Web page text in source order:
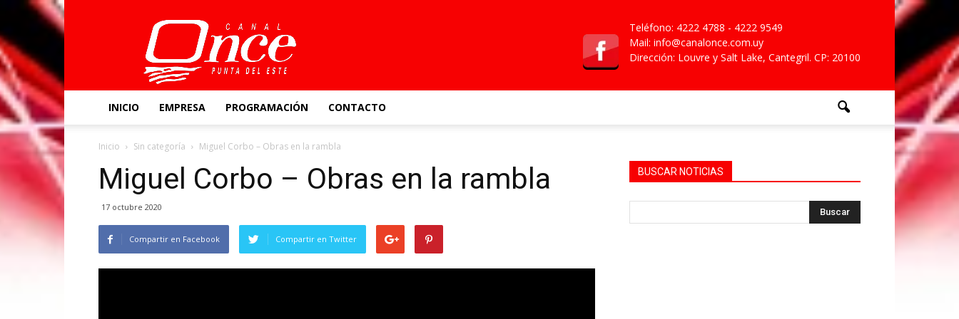
Canal
Once
Teléfono: 4222 4788 - 4222 9549
Mail: info@canalonce.com.uy
Dirección: Louvre y Salt Lake, Cantegril. CP: 20100
INICIO EMPRESA PROGRAMACIÓN CONTACTO
Inicio Sin categoría Miguel Corbo – Obras en la rambla
Miguel Corbo – Obras en la rambla
17 octubre 2020
Compartir en Facebook Compartir en Twitter
BUSCAR NOTICIAS